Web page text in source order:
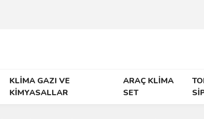
KLİMA GAZI VE
KİMYASALLAR
ARAÇ KLİMA
SET